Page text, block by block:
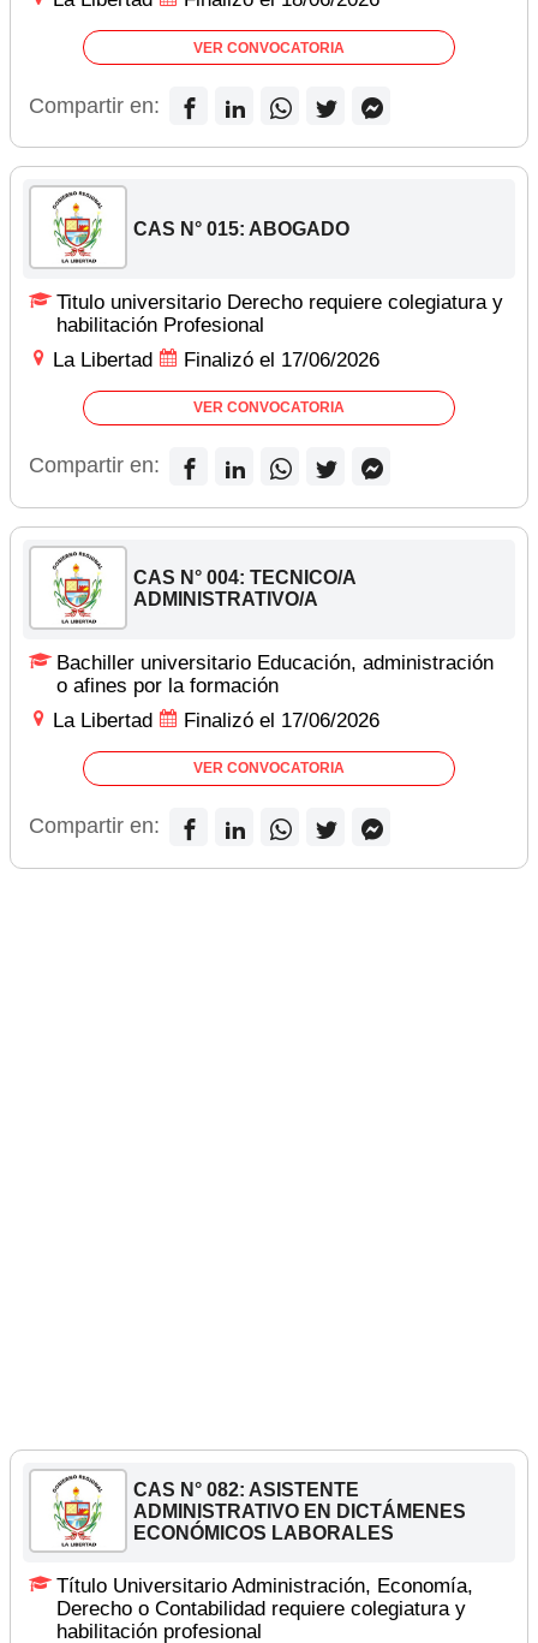
VER CONVOCATORIA
Compartir en:
CAS N° 015: ABOGADO
Titulo universitario Derecho requiere colegiatura y
habilitación Profesional
La Libertad
Finalizó el 17/06/2026
VER CONVOCATORIA
Compartir en:
CAS N° 004: TECNICO/A
ADMINISTRATIVO/A
Bachiller universitario Educación, administración
o afines por la formación
La Libertad
Finalizó el 17/06/2026
VER CONVOCATORIA
Compartir en:
CAS N° 082: ASISTENTE
ADMINISTRATIVO EN DICTÁMENES
ECONÓMICOS LABORALES
Título Universitario Administración, Economía,
Derecho o Contabilidad requiere colegiatura y
habilitación profesional